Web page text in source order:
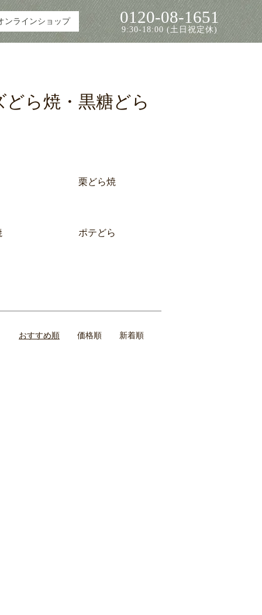
ンラインショップ 0120-08-1651
9:30-18:00 (土日祝定休)
ら焼・黒糖どら
栗どら焼
ポテどら
おすすめ順 価格順 新着順